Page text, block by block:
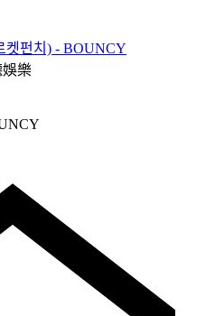
켓펀치) - BOUNCY
樂